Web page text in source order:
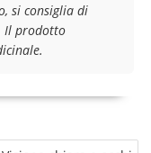
si consiglia di
Il prodotto